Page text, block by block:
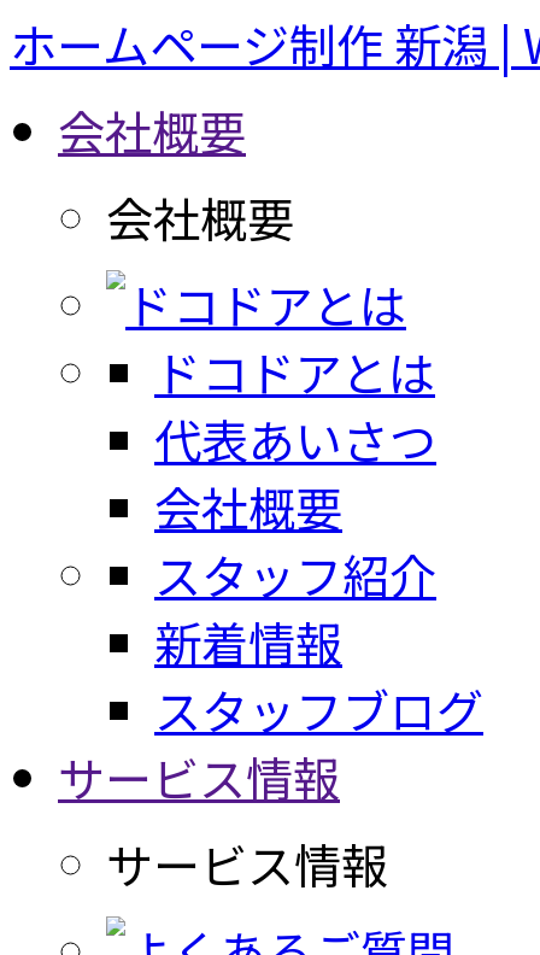
ホームページ制作 新潟 |
会社概要
会社概要
ドコドアとは
代表あいさつ
会社概要
スタッフ紹介
新着情報
スタッフブログ
サービス情報
サービス情報